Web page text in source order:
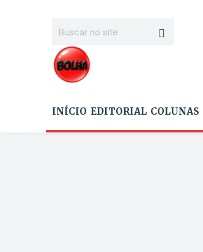
INÍCIO EDITORIAL COLUNAS